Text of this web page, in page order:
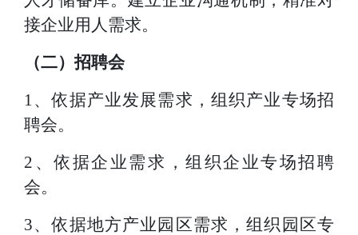
接企业用人需求。
（二）招聘会
1、依据产业发展需求，组织产业专场招
聘会。
2、依据企业需求，组织企业专场招聘
会。
3、依据地方产业园区需求，组织园区专